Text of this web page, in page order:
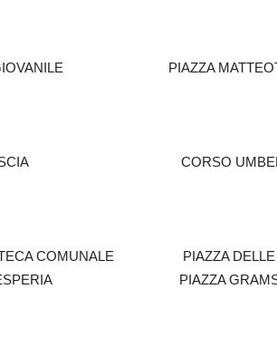
PIAZZA
SCIASCIA CORSO
PIAZZA DELLE
ESPERIA PIAZZA